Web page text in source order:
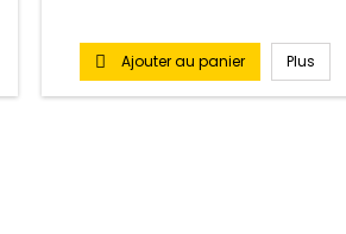
 Ajouter au panier Plus